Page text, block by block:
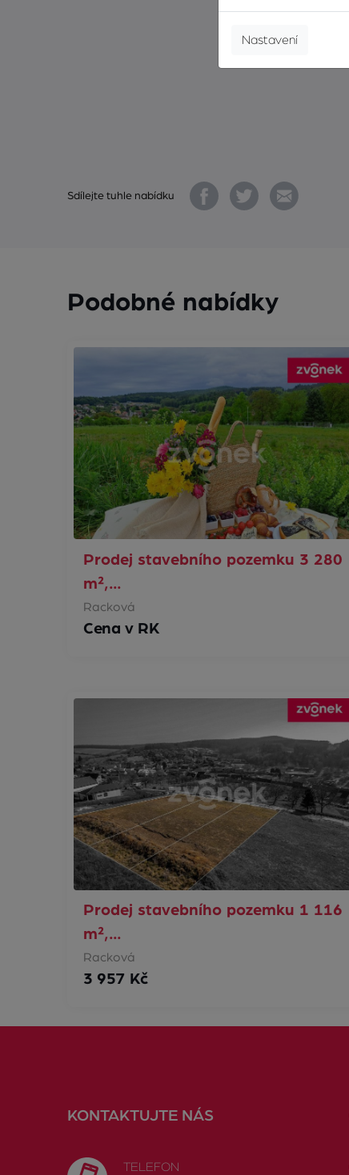
Sdílejte tuhle nabídku
Podobné nabídky
Prodej stavebního pozemku 3 280
m²,…
Racková
Cena v RK
Prodej stavebního pozemku 1 116
m²,…
Racková
3 957 Kč
KONTAKTUJTE NÁS
TELEFON
Nastavení